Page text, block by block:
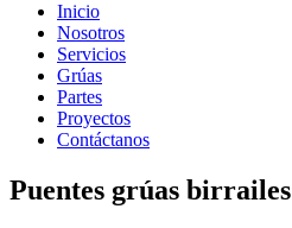
Inicio
Nosotros
Servicios
Grúas
Partes
Proyectos
Contáctanos
Puentes grúas birrailes